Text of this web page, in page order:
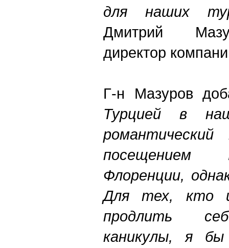
для наших
Дмитрий
директор
Г-н Мазуров
Турцией в
посещением
Флоренции,
Для тех, кто
продлить
каникулы, я